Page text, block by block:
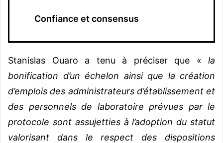
Confiance et consensus
Stanislas Ouaro a tenu à préciser que « la
bonification d’un échelon ainsi que la création
d’emplois des administrateurs d’établissement et
des personnels de laboratoire prévues par le
protocole sont assujetties à l’adoption du statut
valorisant dans le respect des dispositions